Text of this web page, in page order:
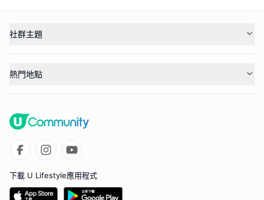
社群主題
熱門地點
下載 U Lifestyle應用程式